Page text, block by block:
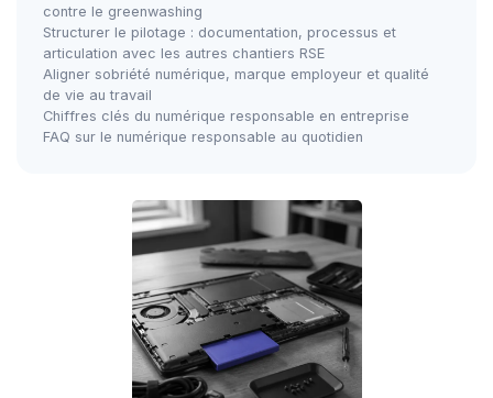
contre le greenwashing
Structurer le pilotage : documentation, processus et
articulation avec les autres chantiers RSE
Aligner sobriété numérique, marque employeur et qualité
de vie au travail
Chiffres clés du numérique responsable en entreprise
FAQ sur le numérique responsable au quotidien